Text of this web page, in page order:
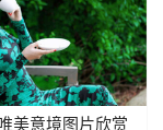
美意境图片欣赏